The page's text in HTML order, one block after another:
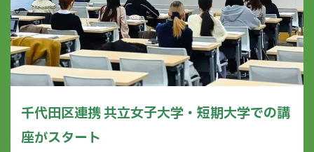
千代田区連携 共立女子大学・短期大学での講
座がスタート